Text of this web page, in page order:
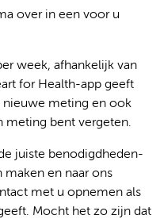
over in een voor u
week, afhankelijk van
for Health-app geeft
nieuwe meting en ook
meting bent vergeten.
juiste benodigdheden-
en naar ons
met u opnemen als
Mocht het zo zijn dat